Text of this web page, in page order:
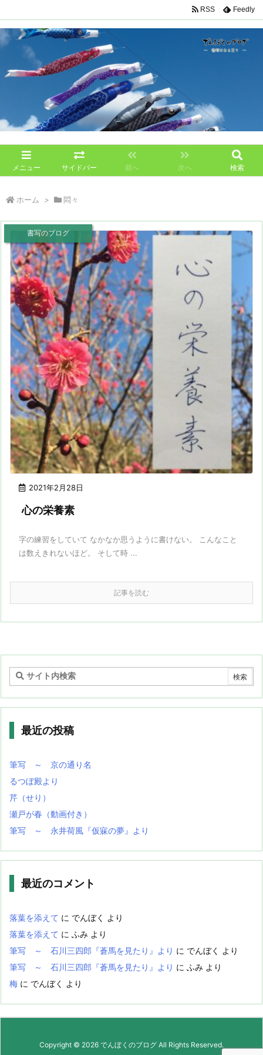
メニュー サイドバー 前へ 次へ 検索
RSS Feedly
ホーム > 悶々
2021年2月28日
書写のブログ
心の栄養素
字の練習をしていて なかなか思うように書けない。 こんなこと
は数えきれないほど。 そして時 ...
記事を読む
最近の投稿
筆写 ～ 京の通り名
るつぼ殿より
芹（せり）
瀬戸が春（動画付き）
筆写 ～ 永井荷風『仮寐の夢』より
最近のコメント
落葉を添えて に でんぼく
より
落葉を添えて に ふみ より
筆写 ～ 石川三四郎『蒼馬を見たり』より に でんぼく
より
筆写 ～ 石川三四郎『蒼馬を見たり』より に ふみ より
梅 に でんぼく より
Copyright © 2026 でんぼくのブログ All Rights Reserved.